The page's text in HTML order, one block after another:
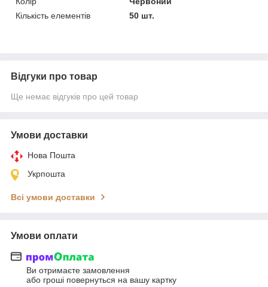
Кількість елементів
50 шт.
Відгуки про товар
Ще немає відгуків про цей товар
Умови доставки
Нова Пошта
Укрпошта
Всі умови доставки
Умови оплати
Ви отримаєте замовлення
або гроші повернуться на вашу картку